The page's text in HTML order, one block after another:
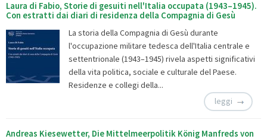
Laura di Fabio, Storie di gesuiti nell'Italia occupata (1943–1945).
Con estratti dai diari di residenza della Compagnia di Gesù
La storia della Compagnia di Gesù durante
l'occupazione militare tedesca dell'Italia centrale e
settentrionale (1943–1945) rivela aspetti significativi
della vita politica, sociale e culturale del Paese.
Residenze e collegi della...
leggi
Andreas Kiesewetter, Die Mittelmeerpolitik König Manfreds von